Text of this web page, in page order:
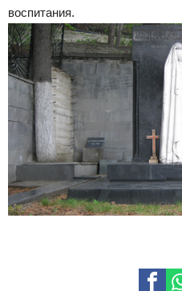
воспитания.